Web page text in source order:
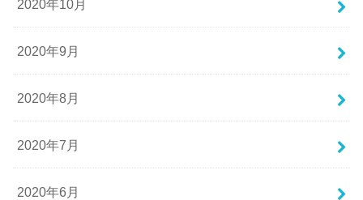
2020年10月
2020年9月
2020年8月
2020年7月
2020年6月